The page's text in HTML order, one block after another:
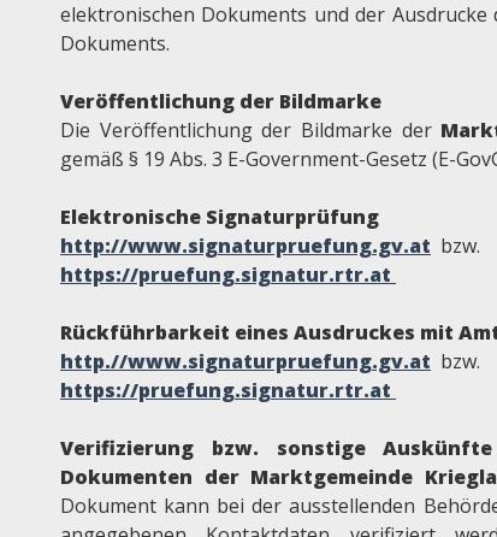
elektronischen Dokuments und der Ausdrucke
Dokuments.
Veröffentlichung der Bildmarke
Die Veröffentlichung der Bildmarke der
gemäß § 19 Abs. 3 E-Government-Gesetz (E-
Elektronische Signaturprüfung
http://www.signaturpruefung.gv.at bzw.
https://pruefung.signatur.rtr.at
Rückführbarkeit eines Ausdruckes mit
http.//www.signaturpruefung.gv.at bzw.
https://pruefung.signatur.rtr.at
Verifizierung bzw. sonstige
Dokumenten der Marktgemeinde
Dokument kann bei der ausstellenden